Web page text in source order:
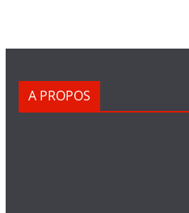
A PROPOS